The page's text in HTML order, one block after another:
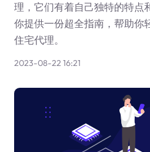
理，它们有着自己独特的特点
你提供一份超全指南，帮助你
住宅代理。
2023-08-22 16:21